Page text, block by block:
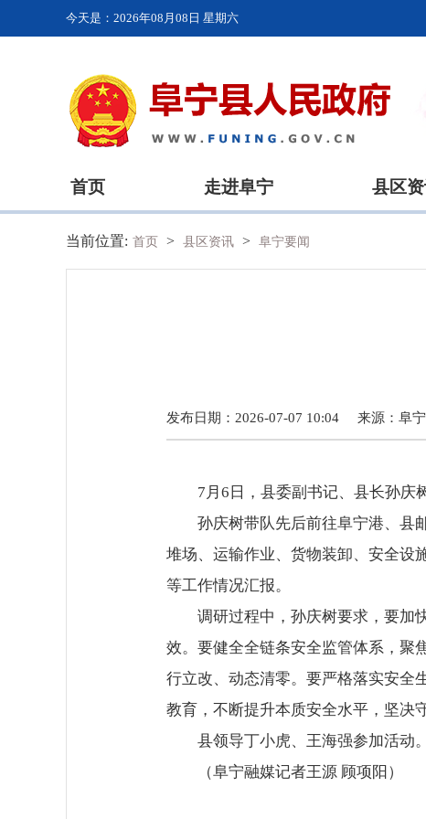
今天是： 2026年08月08日 星期六
首页 走进阜宁 县区
当前位置: 首页 > 县区资讯 > 阜宁要闻
发布日期：2026-07-07 10:04 来源： 阜
7月6日，县委副书记、县长孙庆
孙庆树带队先后前往阜宁港、县
堆场、运输作业、货物装卸、安全设
等工作情况汇报。
调研过程中，孙庆树要求，要加
效。要健全全链条安全监管体系，聚
行立改、动态清零。要严格落实安全
教育，不断提升本质安全水平，坚决
县领导丁小虎、王海强参加活动。
（阜宁融媒记者王源 顾项阳）